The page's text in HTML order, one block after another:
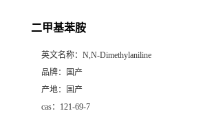
二甲基苯胺
英文名称： N,N-Dimethylaniline
品牌：
国产
产地：
国产
cas： 121-69-7